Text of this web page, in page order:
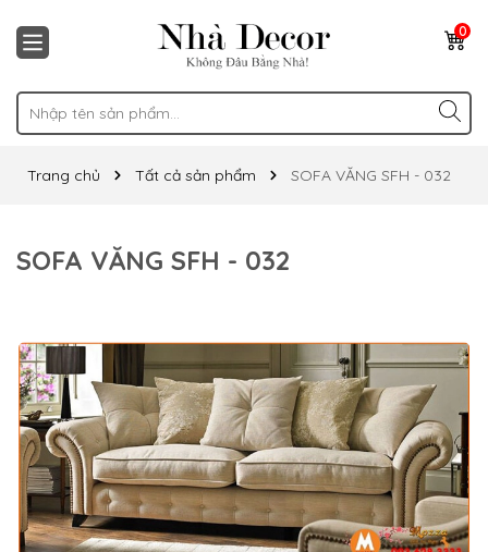
0
Trang chủ Tất cả sản phẩm SOFA VĂNG SFH - 032
SOFA VĂNG SFH - 032